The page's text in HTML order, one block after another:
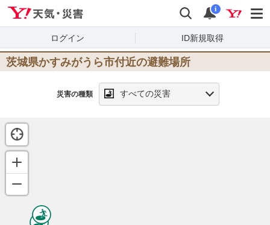
検索 通知
i
ログイン ID新規取得
茨城県かすみがうら市付近の避難場所
災害の種類 すべての災害